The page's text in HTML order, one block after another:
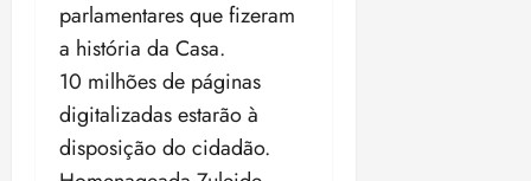
parlamentares que fizeram
a história da Casa.
10 milhões de páginas
digitalizadas estarão à
disposição do cidadão.